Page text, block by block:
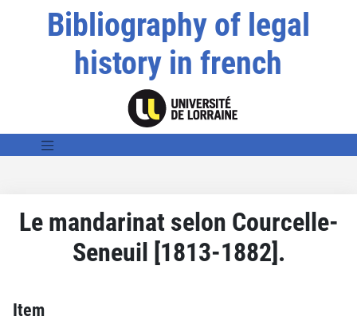
Bibliography of legal
history in french
Le mandarinat selon Courcelle-
Seneuil [1813-1882].
Item